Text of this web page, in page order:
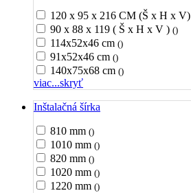
120 x 95 x 216 CM (Š x H x V)
90 x 88 x 119 ( Š x H x V ) ()
114x52x46 cm ()
91x52x46 cm ()
140x75x68 cm ()
viac...skryť
Inštalačná šírka
810 mm ()
1010 mm ()
820 mm ()
1020 mm ()
1220 mm ()